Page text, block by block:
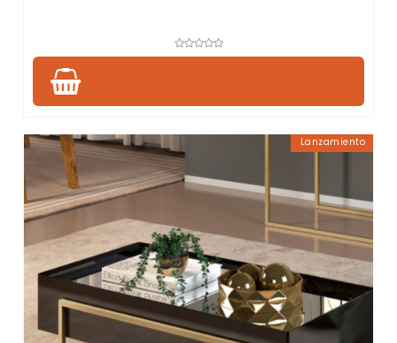
Lanzamiento